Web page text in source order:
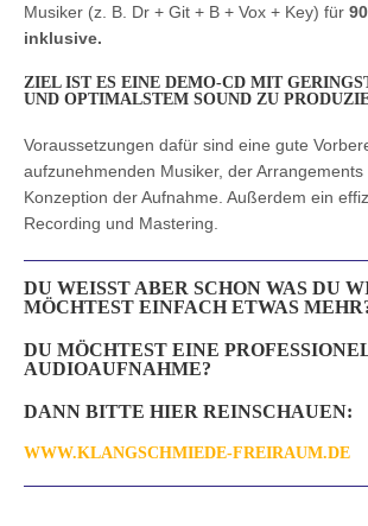
Musiker (z. B. Dr + Git + B + Vox + Key) für
inklusive.
ZIEL IST ES EINE DEMO-CD MIT
UND OPTIMALSTEM SOUND ZU
Voraussetzungen dafür sind eine gute
aufzunehmenden Musiker, der
Konzeption der Aufnahme. Außerdem ein
Recording und Mastering.
DU WEISST ABER SCHON WAS DU
ÖCHTEST EINFACH ETWAS MEHR?
DU MÖCHTEST EINE
AUDIOAUFNAHME?
DANN BITTE HIER REINSCHAUEN:
WWW.KLANGSCHMIEDE-FREIRAUM.DE